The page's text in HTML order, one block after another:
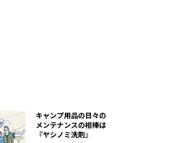
キャンプ用品の日々の
メンテナンスの相棒は
『ヤシノミ洗剤』